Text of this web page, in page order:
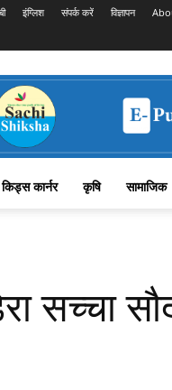
इंग्लिश संपर्क करें विज्ञापन
किड्स कार्नर कृषि सामाजिक
सच्चा